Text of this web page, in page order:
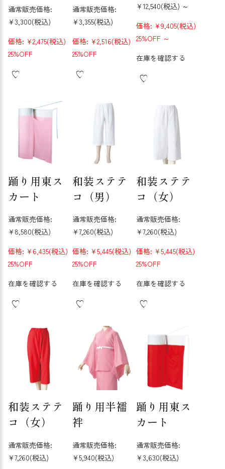
通常販売価格:
¥3,300(税込)
価格: ¥2,475(税込)
25%OFF
通常販売価格:
¥3,355(税込)
価格: ¥2,516(税込)
25%OFF
¥12,540(税込) ～
価格: ¥9,405(税込)
25%OFF ～
在庫を確認する
踊り用東ス
カート
通常販売価格:
¥8,580(税込)
価格: ¥6,435(税込)
25%OFF
在庫を確認する
和装ステテ
コ（男）
通常販売価格:
¥7,260(税込)
価格: ¥5,445(税込)
25%OFF
在庫を確認する
和装ステテ
コ（女）
通常販売価格:
¥7,260(税込)
価格: ¥5,445(税込)
25%OFF
在庫を確認する
和装ステテ
コ（女）
通常販売価格:
¥7,260(税込)
踊り用半襦
袢
通常販売価格:
¥5,940(税込)
踊り用東ス
カート
通常販売価格:
¥3,630(税込)